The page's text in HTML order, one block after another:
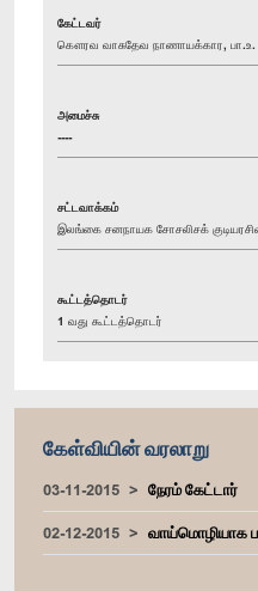
கேட்டவர்
கௌரவ வாசுதேவ நாணாயக்கார, பா.உ.
அமைச்சு
----
சட்டவாக்கம்
இலங்கை சனநாயக சோசலிசக்
கூட்டத்தொடர்
1 வது கூட்டத்தொடர்
கேள்வியின் வரலாறு
03-11-2015
நேரம் கேட்டார்
02-12-2015
வாய்மொழியாக